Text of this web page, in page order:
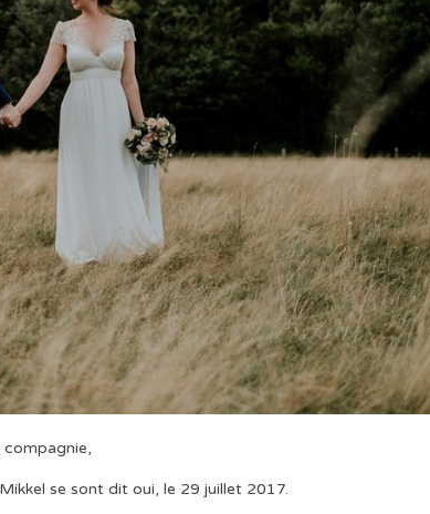
compagnie,
se sont dit oui, le 29 juillet 2017.